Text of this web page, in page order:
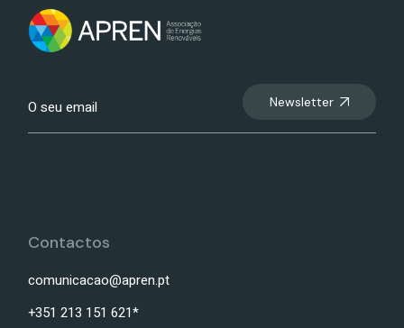
Newsletter
Contactos
comunicacao@apren.pt
+351 213 151 621*